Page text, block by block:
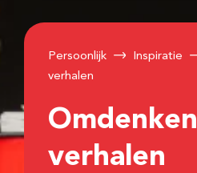
Persoonlijk Inspiratie
verhalen
Omdenken
verhalen